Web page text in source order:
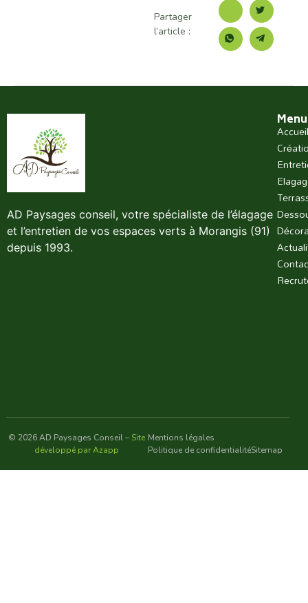
Partager
l’article :
AD Paysages conseil, votre spécialiste de l’élagage
et l’entretien de vos espaces verts à Morangis (91)
depuis 1993.
Menu
Accueil
© 2026 AD Paysages Conseil – Site
développé par Azapp
Mentions légales
Politique de confidentialitéSitemap